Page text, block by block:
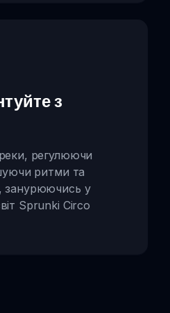
з
регулюючи
ритми та
занурюючись у
Sprunki Circo